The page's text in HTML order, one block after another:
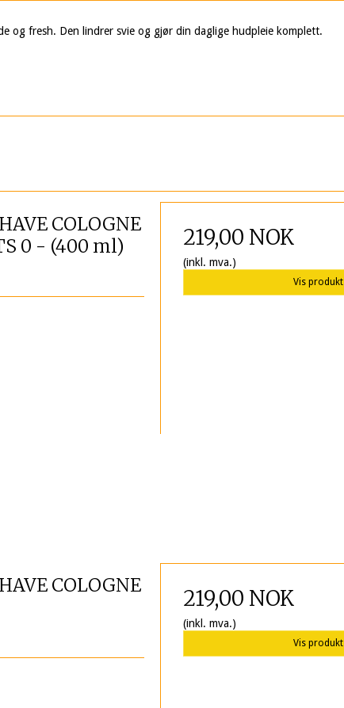
og fresh. Den lindrer svie og gjør din daglige hudpleie komplett.
COLOGNE
0 - (400 ml)
219,00 NOK
(inkl. mva.)
Vis produkt
COLOGNE
219,00 NOK
(inkl. mva.)
Vis produkt